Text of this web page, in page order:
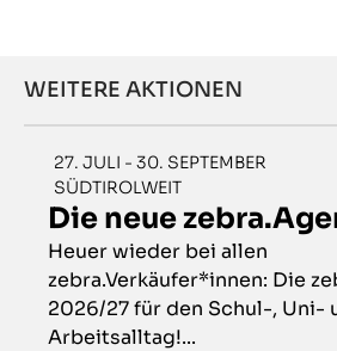
WEITERE AKTIONEN
27. JULI - 30. SEPTEMBER
SÜDTIROLWEIT
Die neue
Heuer wieder bei allen
zebra.Verkäufer*innen: Die
2026/27 für den Schul-, Uni-
Arbeitsalltag!...